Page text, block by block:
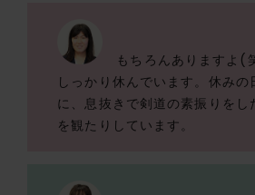
もちろんありますよ(
しっかり休んでいます。休みの
に、息抜きで剣道の素振りをし
を観たりしています。